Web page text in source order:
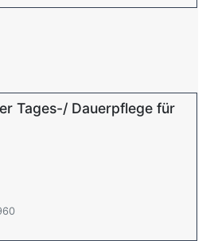
Tages-/ Dauerpflege für